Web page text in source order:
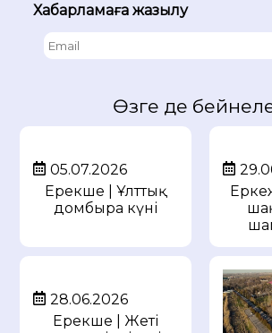
Хабарламаға жазылу
Өзге де
05.07.2026
Ерекше | Ұлттық
домбыра күні
28.06.2026
Ерекше | Жеті